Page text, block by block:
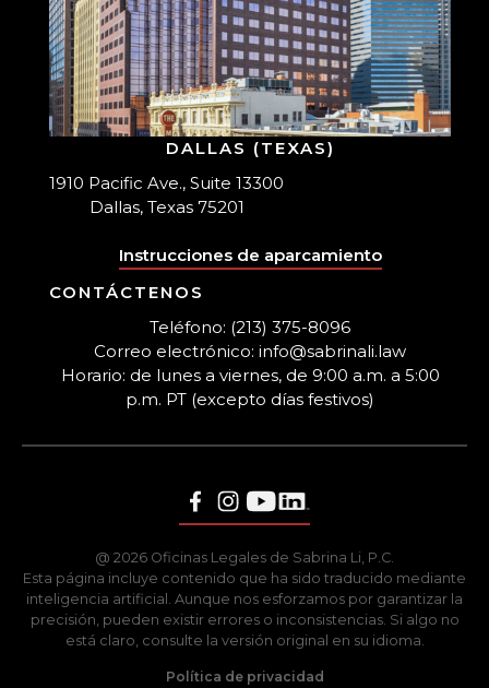
DALLAS (TEXAS)
1910 Pacific Ave., Suite 13300
Dallas, Texas 75201
Instrucciones de aparcamiento
CONTÁCTENOS
Teléfono: (213) 375-8096
Correo electrónico: info@sabrinali.law
Horario: de lunes a viernes, de 9:00 a.m. a 5:00
p.m. PT (excepto días festivos)
@ 2026 Oficinas Legales de Sabrina Li, P.C.
Esta página incluye contenido que ha sido traducido mediante
inteligencia artificial. Aunque nos esforzamos por garantizar la
precisión, pueden existir errores o inconsistencias. Si algo no
está claro, consulte la versión original en su idioma.
Política de privacidad